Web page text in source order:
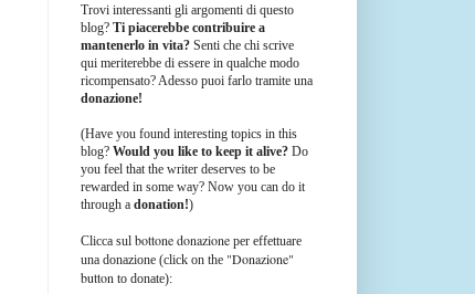
Trovi interessanti gli argomenti di questo
blog? Ti piacerebbe contribuire a
mantenerlo in vita? Senti che chi scrive
qui meriterebbe di essere in qualche modo
ricompensato? Adesso puoi farlo tramite una
donazione!
(Have you found interesting topics in this
blog? Would you like to keep it alive? Do
you feel that the writer deserves to be
rewarded in some way? Now you can do it
through a donation!)
Clicca sul bottone donazione per effettuare
una donazione (click on the "Donazione"
button to donate):